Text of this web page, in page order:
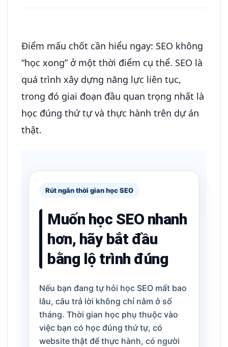
Điểm mấu chốt cần hiểu ngay: SEO không
“học xong” ở một thời điểm cụ thể. SEO là
quá trình xây dựng năng lực liên tục,
trong đó giai đoạn đầu quan trọng nhất là
học đúng thứ tự và thực hành trên dự án
thật.
Rút ngắn thời gian học SEO
Muốn học SEO nhanh
hơn, hãy bắt đầu
bằng lộ trình đúng
Nếu bạn đang tự hỏi học SEO mất bao
lâu, câu trả lời không chỉ nằm ở số
tháng. Thời gian học phụ thuộc vào
việc bạn có học đúng thứ tự, có
website thật để thực hành, có người